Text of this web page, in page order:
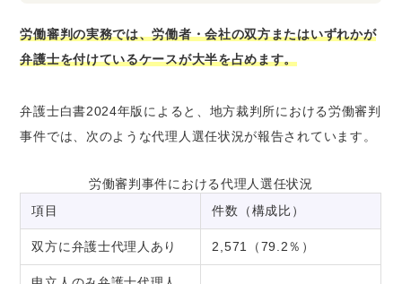
労働審判の実務では、労働者・会社の双方またはいずれかが
弁護士を付けているケースが大半を占めます。
弁護士白書2024年版によると、地方裁判所における労働審判
事件では、次のような代理人選任状況が報告されています。
労働審判事件における代理人選任状況
項目
件数（構成比）
双方に弁護士代理人あり 2,571（79.2％）